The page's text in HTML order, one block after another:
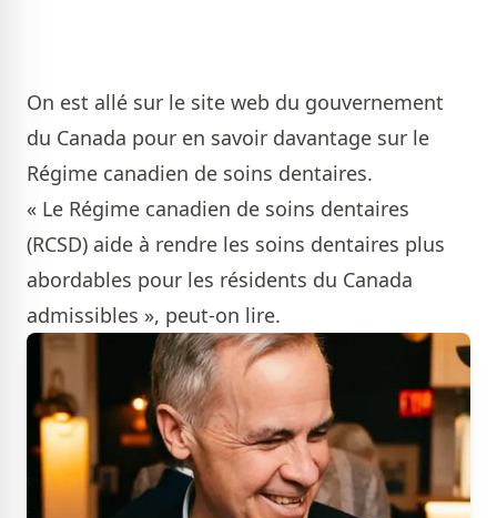
On est allé sur le site web du gouvernement
du Canada pour en savoir davantage sur le
Régime canadien de soins dentaires.
« Le Régime canadien de soins dentaires
(RCSD) aide à rendre les soins dentaires plus
abordables pour les résidents du Canada
admissibles », peut-on lire.